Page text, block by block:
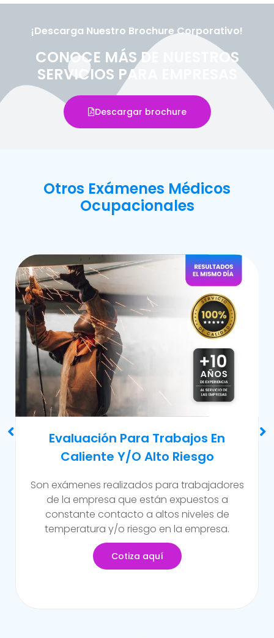
¡Descarga Nuestro Brochure Corporativo!
CONOCE MÁS DE NUESTROS
SERVICIOS PARA EMPRESAS
Descargar brochure
Otros Exámenes Médicos
Ocupacionales
Examen Médico Ocupacional De
Reincorporación Laboral
Este examen se realiza al colaborador que se
incorpora a la organización luego de haber
sufrido alguna incapacidad temporal propia
del trabajo.
Cotiza aquí